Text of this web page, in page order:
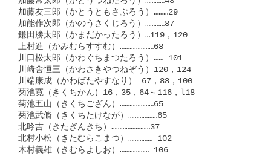
加藤友三郎（かとうともさぶろう）………29
加能作次郎（かのうさくじろう）…………87
鎌田勝太郎（かまだかったろう）…119，120
上村進（かみむらすすむ）…………………68
川口松太郎（かわぐちまつたろう）…… 101
川崎舎恒三（かわさきやつねぞう）120，124
川端康成（かわばたやすなり） 67，88，100
菊池寛（きくちかん）16，35，64～116，l18
菊池五山（きくちござん）…………………65
菊池武脩（きくちたけなが）………………65
北吟吉（きたぎんきち）……………………37
北村小松（きたむらこまつ）…………… 102
木村義雄（きむらよしお）……………… 106